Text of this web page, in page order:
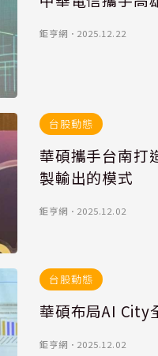
鉅亨網 ． 2025.12.22
台股動態
華碩攜手台南打
製輸出的模式
鉅亨網 ． 2025.12.02
台股動態
華碩布局AI City
鉅亨網 ． 2025.12.02